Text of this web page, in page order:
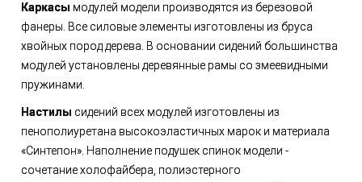
Каркасы модулей модели производятся из березовой
фанеры. Все силовые элементы изготовлены из бруса
хвойных пород дерева. В основании сидений большинства
модулей установлены деревянные рамы со змеевидными
пружинами.
Настилы сидений всех модулей изготовлены из
пенополиуретана высокоэластичных марок и материала
«Синтепон». Наполнение подушек спинок модели -
сочетание холофайбера, полиэстерного